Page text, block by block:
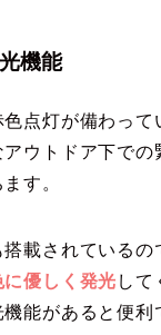
機能
点灯が備わって
ウトドア下での
す。
載されているの
優しく発光 して
能があると便利